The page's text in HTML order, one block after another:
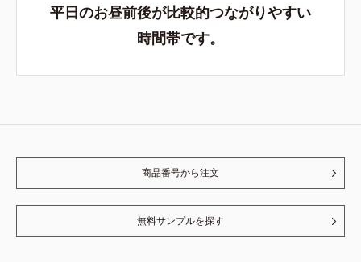
平日のお昼前後が比較的つながりやすい
時間帯です。
商品番号から注文
無料サンプルを探す